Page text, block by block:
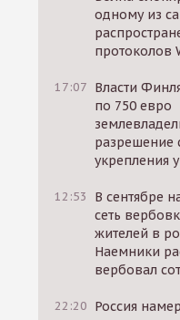
одному из
протоколов
17:07 Власти
по 750 евро
разрешение
укрепления
12:53
В сентябре
сеть
жителей в
Наемники
вербовал
22:20 Россия